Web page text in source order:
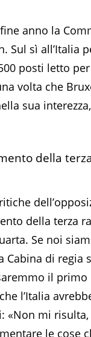
anno la
Sul sì all’Italia
posti letto
volta che
sua
della
della terza
Se noi
di regia
il primo
l’Italia
«Non mi
le cose